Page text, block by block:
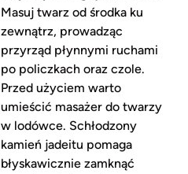
Masuj twarz od środka ku
zewnątrz, prowadząc
przyrząd płynnymi ruchami
po policzkach oraz czole.
Przed użyciem warto
umieścić masażer do twarzy
w lodówce. Schłodzony
kamień jadeitu pomaga
błyskawicznie zamknąć